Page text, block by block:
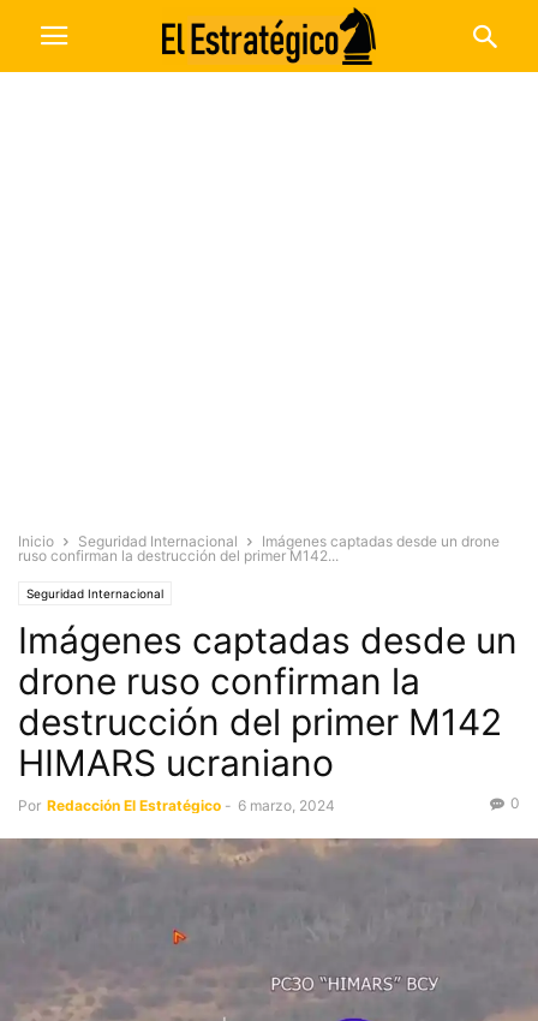
Inicio Seguridad Internacional
Imágenes captadas desde un drone
ruso confirman la destrucción del primer M142...
Seguridad Internacional
Imágenes captadas desde un
drone ruso confirman la
destrucción del primer M142
HIMARS ucraniano
Por Redacción El Estratégico - 6 marzo, 2024 0